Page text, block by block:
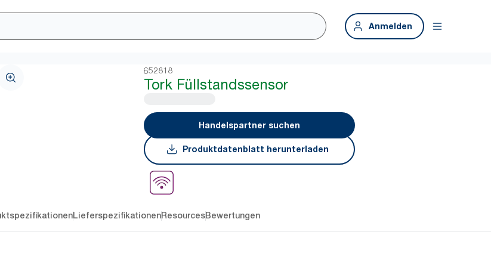
Anmelden
652818
Tork Füllstandssensor
Handelspartner suchen
Produktdatenblatt herunterladen
LieferspezifikationenResourcesBewertungen